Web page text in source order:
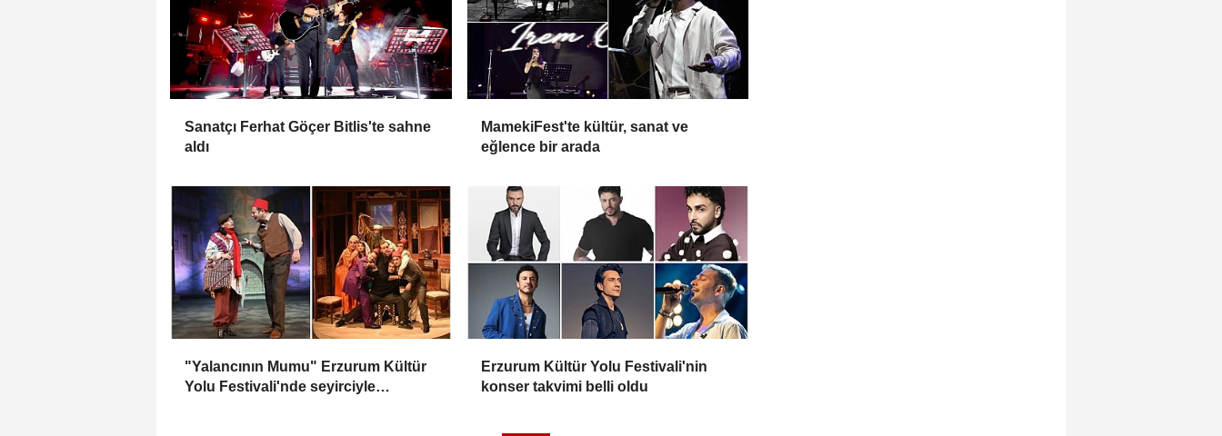
Sanatçı Ferhat Göçer Bitlis'te sahne
aldı
MamekiFest'te kültür, sanat ve
eğlence bir arada
"Yalancının Mumu" Erzurum Kültür
Yolu Festivali'nde seyirciyle
Erzurum Kültür Yolu Festivali'nin
konser takvimi belli oldu